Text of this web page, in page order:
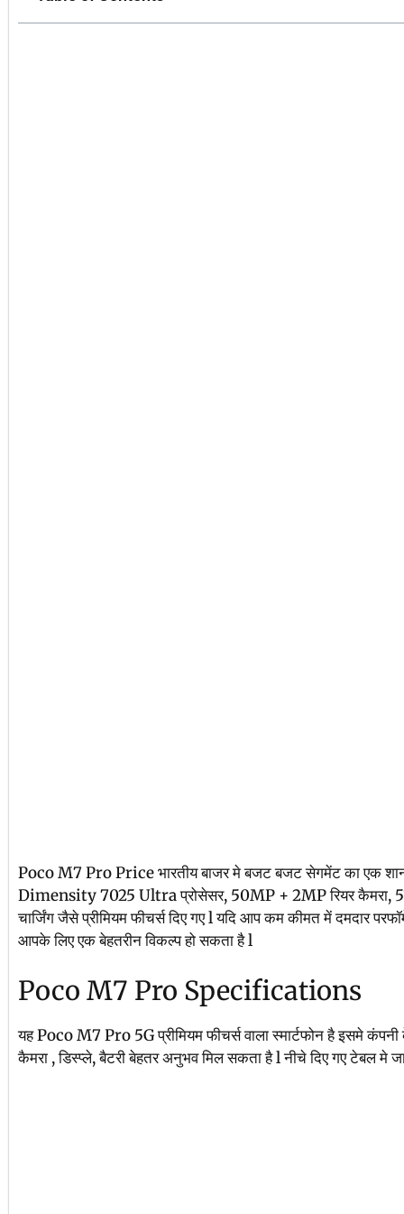
Poco M7 Pro Price भारतीय बाजर मे बजट बजट सेगमेंट का एक
Dimensity 7025 Ultra प्रोसेसर, 50MP + 2MP रियर कैमरा,
चार्जिंग जैसे प्रीमियम फीचर्स दिए गए l यदि आप कम कीमत में दमदार
आपके लिए एक बेहतरीन विकल्प हो सकता है l
Poco M7 Pro Specifications
यह Poco M7 Pro 5G प्रीमियम फीचर्स वाला स्मार्टफोन है इसमे कंपनी के
कैमरा , डिस्प्ले, बैटरी बेहतर अनुभव मिल सकता है l नीचे दिए गए टेबल मे